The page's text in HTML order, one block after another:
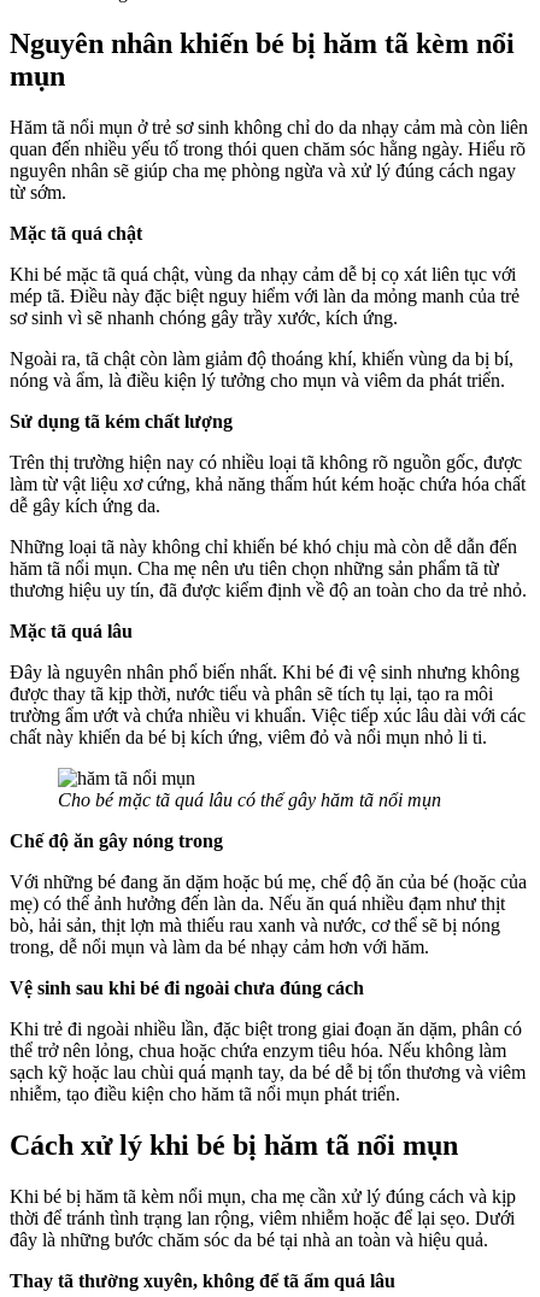
Nguyên nhân khiến bé bị hăm tã kèm nổi
mụn
Hăm tã nổi mụn ở trẻ sơ sinh không chỉ do da nhạy cảm mà còn liên
quan đến nhiều yếu tố trong thói quen chăm sóc hằng ngày. Hiểu rõ
nguyên nhân sẽ giúp cha mẹ phòng ngừa và xử lý đúng cách ngay
từ sớm.
Mặc tã quá chật
Khi bé mặc tã quá chật, vùng da nhạy cảm dễ bị cọ xát liên tục với
mép tã. Điều này đặc biệt nguy hiểm với làn da mỏng manh của trẻ
sơ sinh vì sẽ nhanh chóng gây trầy xước, kích ứng.
Ngoài ra, tã chật còn làm giảm độ thoáng khí, khiến vùng da bị bí,
nóng và ẩm, là điều kiện lý tưởng cho mụn và viêm da phát triển.
Sử dụng tã kém chất lượng
Trên thị trường hiện nay có nhiều loại tã không rõ nguồn gốc, được
làm từ vật liệu xơ cứng, khả năng thấm hút kém hoặc chứa hóa chất
dễ gây kích ứng da.
Những loại tã này không chỉ khiến bé khó chịu mà còn dễ dẫn đến
hăm tã nổi mụn. Cha mẹ nên ưu tiên chọn những sản phẩm tã từ
thương hiệu uy tín, đã được kiểm định về độ an toàn cho da trẻ nhỏ.
Mặc tã quá lâu
Đây là nguyên nhân phổ biến nhất. Khi bé đi vệ sinh nhưng không
được thay tã kịp thời, nước tiểu và phân sẽ tích tụ lại, tạo ra môi
trường ẩm ướt và chứa nhiều vi khuẩn. Việc tiếp xúc lâu dài với các
chất này khiến da bé bị kích ứng, viêm đỏ và nổi mụn nhỏ li ti.
Cho bé mặc tã quá lâu có thể gây hăm tã nổi mụn
Chế độ ăn gây nóng trong
Với những bé đang ăn dặm hoặc bú mẹ, chế độ ăn của bé (hoặc của
mẹ) có thể ảnh hưởng đến làn da. Nếu ăn quá nhiều đạm như thịt
bò, hải sản, thịt lợn mà thiếu rau xanh và nước, cơ thể sẽ bị nóng
trong, dễ nổi mụn và làm da bé nhạy cảm hơn với hăm.
Vệ sinh sau khi bé đi ngoài chưa đúng cách
Khi trẻ đi ngoài nhiều lần, đặc biệt trong giai đoạn ăn dặm, phân có
thể trở nên lỏng, chua hoặc chứa enzym tiêu hóa. Nếu không làm
sạch kỹ hoặc lau chùi quá mạnh tay, da bé dễ bị tổn thương và viêm
nhiễm, tạo điều kiện cho hăm tã nổi mụn phát triển.
Cách xử lý khi bé bị hăm tã nổi mụn
Khi bé bị hăm tã kèm nổi mụn, cha mẹ cần xử lý đúng cách và kịp
thời để tránh tình trạng lan rộng, viêm nhiễm hoặc để lại sẹo. Dưới
đây là những bước chăm sóc da bé tại nhà an toàn và hiệu quả.
Thay tã thường xuyên, không để tã ẩm quá lâu